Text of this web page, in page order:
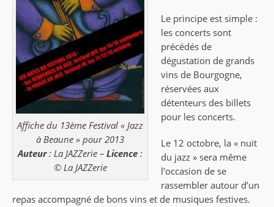
Affiche du 13ème Festival « Jazz
à Beaune » pour 2013
Auteur: La JAZZerie –Licence:
© La JAZZerie
Le principe est simple :
les concerts sont
précédés de
dégustation de grands
vins de Bourgogne,
réservées aux
détenteurs des billets
pour les concerts.
Le 12 octobre, la « nuit
du jazz » sera même
l’occasion de se
rassembler autour d’un
repas accompagné de bons vins et de musiques festives.